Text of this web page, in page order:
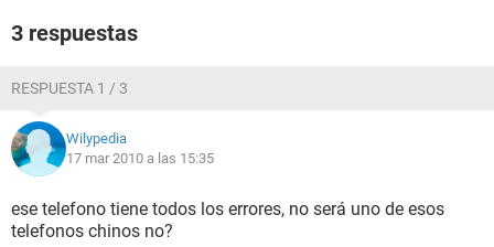
3 respuestas
RESPUESTA 1 / 3
Wilypedia
17 mar 2010 a las 15:35
ese telefono tiene todos los errores, no será uno de esos
telefonos chinos no?